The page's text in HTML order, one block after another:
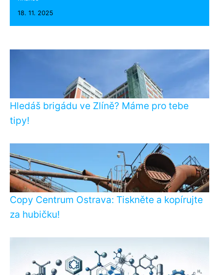
18. 11. 2025
Hledáš brigádu ve Zlíně? Máme pro tebe
tipy!
Copy Centrum Ostrava: Tiskněte a kopírujte
za hubičku!